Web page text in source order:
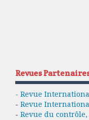
Revues
- Revue
- Revue
- Revue du